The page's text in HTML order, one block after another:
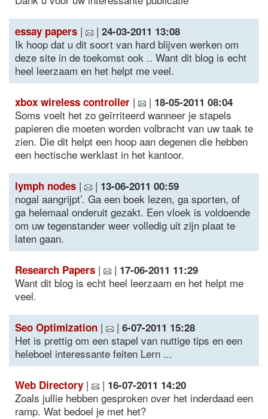
essay papers | | 24-03-2011 13:08
Ik hoop dat u dit soort van hard blijven werken om
deze site in de toekomst ook .. Want dit blog is echt
heel leerzaam en het helpt me veel.
xbox wireless controller | | 18-05-2011 08:04
Soms voelt het zo geïrriteerd wanneer je stapels
papieren die moeten worden volbracht van uw taak te
zien. Die dit helpt een hoop aan degenen die hebben
een hectische werklast in het kantoor.
lymph nodes | | 13-06-2011 00:59
nogal aangrijpt’. Ga een boek lezen, ga sporten, of
ga helemaal onderuit gezakt. Een vloek is voldoende
om uw tegenstander weer volledig uit zijn plaat te
laten gaan.
Research Papers | | 17-06-2011 11:29
Want dit blog is echt heel leerzaam en het helpt me
veel.
Seo Optimization | | 6-07-2011 15:28
Het is prettig om een stapel van nuttige tips en een
heleboel interessante feiten Lern ...
Web Directory | | 16-07-2011 14:20
Zoals jullie hebben gesproken over het inderdaad een
ramp. Wat bedoel je met het?